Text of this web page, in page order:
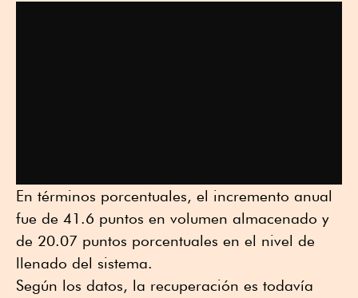
En términos porcentuales, el incremento anual
fue de 41.6 puntos en volumen almacenado y
de 20.07 puntos porcentuales en el nivel de
llenado del sistema.
Según los datos, la recuperación es todavía